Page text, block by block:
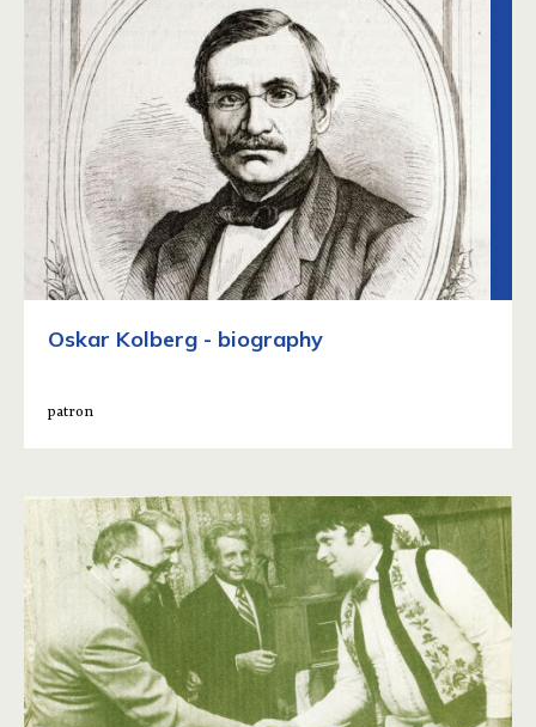
Oskar Kolberg - biography
patron